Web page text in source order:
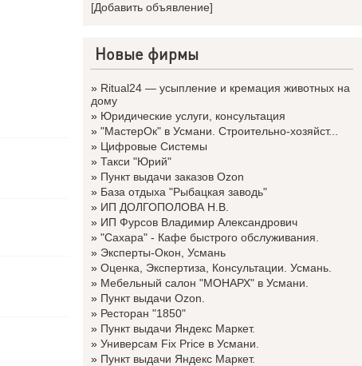
[Добавить объявление]
Новые фирмы
» Ritual24 — усыпление и кремация животных на
дому
» Юридические услуги, консультация
» "МастерОк" в Усмани. Строительно-хозяйст...
» Цифровые Системы
» Такси "Юрий"
» Пункт выдачи заказов Ozon
» База отдыха "Рыбацкая заводь"
» ИП ДОЛГОПОЛОВА Н.В.
» ИП Фурсов Владимир Александрович
» "Сахара" - Кафе быстрого обслуживания.
» Эксперты-Окон, Усмань
» Оценка, Экспертиза, Консультации. Усмань.
» Мебельный салон "МОНАРХ" в Усмани.
» Пункт выдачи Ozon.
» Ресторан "1850"
» Пункт выдачи Яндекс Маркет.
» Универсам Fix Price в Усмани.
» Пункт выдачи Яндекс Маркет.